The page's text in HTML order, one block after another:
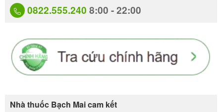
0822.555.240 8:00 - 22:00
Nhà thuốc Bạch Mai cam kết